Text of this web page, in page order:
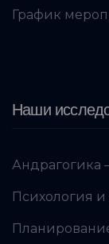
График
Наши
Андрагогика
Психология